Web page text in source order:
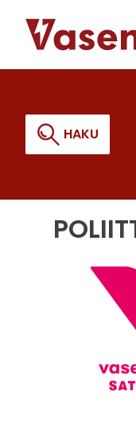
sisältöön
HAKU
Haku: